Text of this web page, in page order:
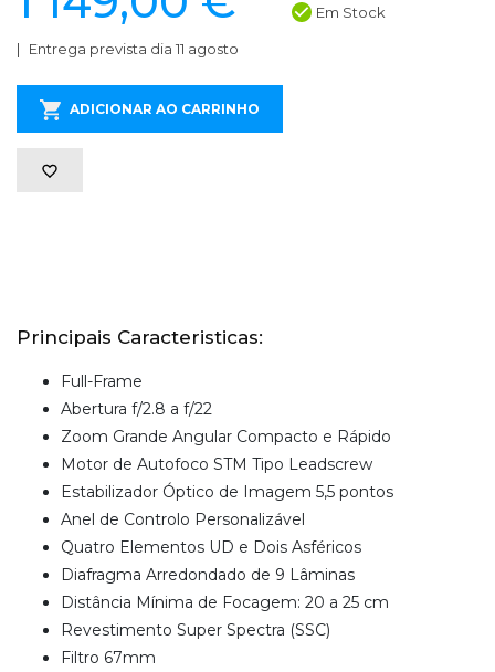
Em Stock
Entrega prevista dia 11 agosto
ADICIONAR AO CARRINHO
Principais Caracteristicas:
Full-Frame
Abertura f/2.8 a f/22
Zoom Grande Angular Compacto e Rápido
Motor de Autofoco STM Tipo Leadscrew
Estabilizador Óptico de Imagem 5,5 pontos
Anel de Controlo Personalizável
Quatro Elementos UD e Dois Asféricos
Diafragma Arredondado de 9 Lâminas
Distância Mínima de Focagem: 20 a 25 cm
Revestimento Super Spectra (SSC)
Filtro 67mm